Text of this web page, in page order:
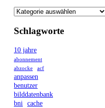
Schlagworte
10 jahre
abonnement
abzocke
acf
anpassen
benutzer
bilddatenbank
bni cache